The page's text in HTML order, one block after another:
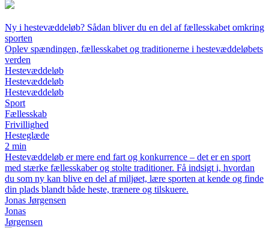
Ny i hestevæddeløb? Sådan bliver du en del af fællesskabet omkring
sporten
Oplev spændingen, fællesskabet og traditionerne i hestevæddeløbets
verden
Hestevæddeløb
Hestevæddeløb
Hestevæddeløb
Sport
Fællesskab
Frivillighed
Hesteglæde
2 min
Hestevæddeløb er mere end fart og konkurrence – det er en sport
med stærke fællesskaber og stolte traditioner. Få indsigt i, hvordan
du som ny kan blive en del af miljøet, lære sporten at kende og finde
din plads blandt både heste, trænere og tilskuere.
Jonas Jørgensen
Jonas
Jørgensen